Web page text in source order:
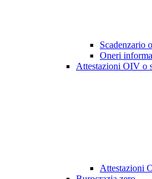
Scadenzario
Oneri
Attestazioni OIV o
Attestazioni